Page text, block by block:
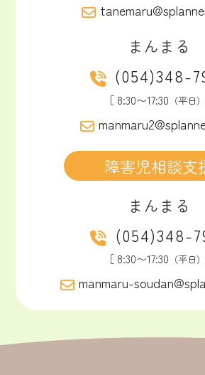
まんまる
(054)348-
［ 8:30〜17:30 （平日）
障害児相談支
まんまる
(054)348-
［ 8:30〜17:30 （平日）
manmaru-